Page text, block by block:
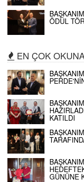
ÖDÜL
EN ÇOK
KATILDI
GÜNÜNE